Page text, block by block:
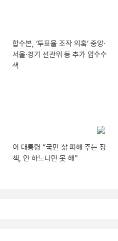
합수본, ‘투표율 조작 의혹’ 중앙·
서울·경기 선관위 등 추가 압수수
색
이 대통령 “국민 삶 피해 주는 정
책, 안 하느니만 못 해”